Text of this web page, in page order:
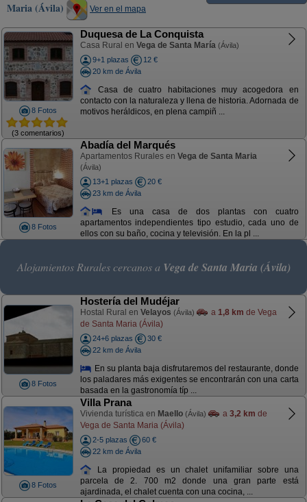
Maria (Ávila)
Ver en el mapa
8 Fotos
(3 comentarios)
Duquesa de La Conquista
Casa Rural en Vega de Santa María (Ávila)
9+1 plazas
12 €
20 km de Ávila
Casa de cuatro habitaciones muy acogedora en
contacto con la naturaleza y llena de historia. Adornada de
motivos heráldicos, en plena campiñ ...
8 Fotos
Abadía del Marqués
Apartamentos Rurales en Vega de Santa Maria
(Ávila)
13+1 plazas
20 €
23 km de Ávila
Es una casa de dos plantas con cuatro
apartamentos independientes tipo estudio, cada uno de
ellos con su baño, cocina y televisión. En la pl ...
Alojamientos Rurales cercanos a Vega de Santa Maria (Ávila)
8 Fotos
Hostería del Mudéjar
Hostal Rural en Velayos (Ávila) a 1,8 km de Vega
de Santa Maria (Ávila)
24+6 plazas
30 €
22 km de Ávila
En su planta baja disfrutaremos del restaurante, donde
los paladares más exigentes se encontrarán con una carta
basada en la gastronomía típ ...
8 Fotos
Villa Prana
Vivienda turística en Maello (Ávila) a 3,2 km de
Vega de Santa Maria (Ávila)
2-5 plazas
60 €
22 km de Ávila
La propiedad es un chalet unifamiliar sobre una
parcela de 2. 700 m2 donde una gran parte está
ajardinada, el chalet cuenta con una cocina, ...